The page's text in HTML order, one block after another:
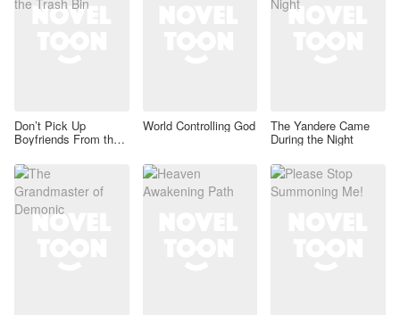
Don’t Pick Up
Boyfriends From the
World Controlling God The Yandere Came
During the Night